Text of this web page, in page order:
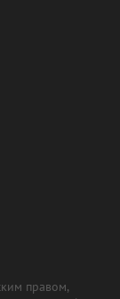
правом,